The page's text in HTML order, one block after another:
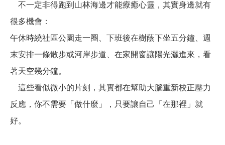
不一定非得跑到山林海邊才能療癒心靈，其實身邊就有
很多機會：
午休時繞社區公園走一圈、下班後在樹蔭下坐五分鐘、週
末安排一條散步或河岸步道、在家開窗讓陽光灑進來，看
著天空幾分鐘。
這些看似微小的片刻，其實都在幫助大腦重新校正壓力
反應，你不需要「做什麼」，只要讓自己「在那裡」就
好。